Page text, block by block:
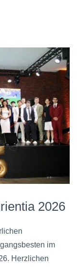
2026
im
Herzlichen